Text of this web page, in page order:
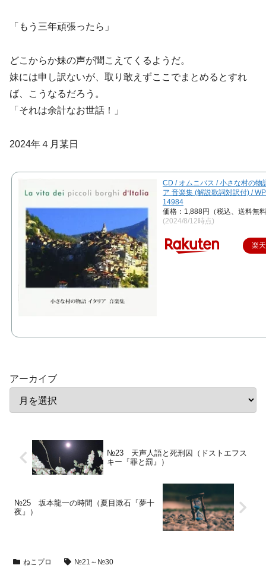
「もう三年頑張ったら」
どこからか妹の声が聞こえてくるようだ。
妹には申し訳ないが、取り敢えずここでまとめるとすれ
ば、こうなるだろう。
「それは余計なお世話！」
2024年４月某日
CD / オムニバス / 小さな村の物
ア 音楽集 (解説歌詞対訳付) /
14984
価格：1,888円（税込、送料無
(2024/8/12時点)
楽
アーカイブ
№23 天声人語と死刑囚（ドストエフス
キー『罪と罰』）
№25 坂本龍一の時間（夏目漱石『夢十
夜』）
ねこプロ №21～№30